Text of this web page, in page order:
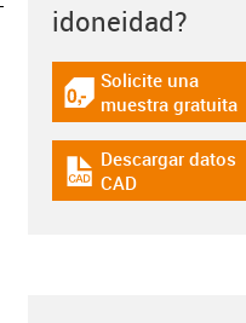
idoneidad?
igus-icon-gratismuster
Solicite una
muestra gratuita
igus-icon-cad-dateien
Descargar datos
CAD